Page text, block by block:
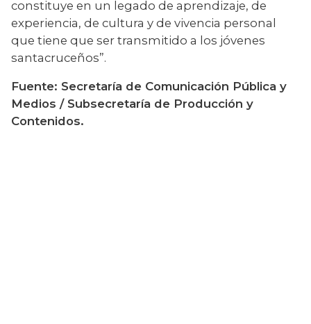
constituye en un legado de aprendizaje, de
experiencia, de cultura y de vivencia personal
que tiene que ser transmitido a los jóvenes
santacruceños”.
Fuente: Secretaría de Comunicación Pública y
Medios / Subsecretaría de Producción y
Contenidos.